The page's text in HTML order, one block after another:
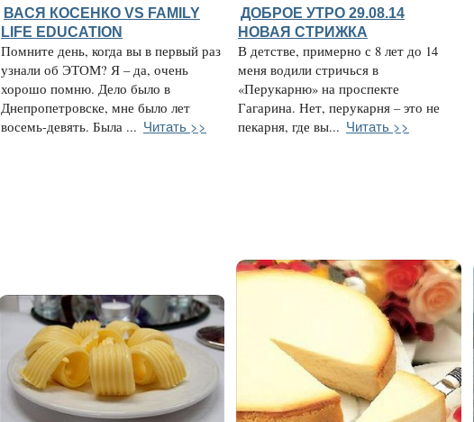
ВАСЯ КОСЕНКО VS FAMILY
LIFE EDUCATION
Помните день, когда вы в первый раз
узнали об ЭТОМ? Я – да, очень
хорошо помню. Дело было в
Днепропетровске, мне было лет
восемь-девять. Была ... Читать >>
ДОБРОЕ УТРО 29.08.14
НОВАЯ СТРИЖКА
В детстве, примерно с 8 лет до 14
меня водили стричься в
«Перукарню» на проспекте
Гагарина. Нет, перукарня – это не
пекарня, где вы... Читать >>